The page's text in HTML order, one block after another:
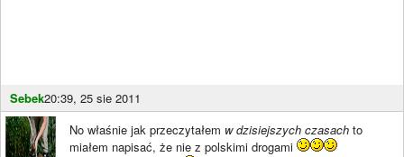
Sebek20:39, 25 sie 2011
No właśnie jak przeczytałem w dzisiejszych czasach to
miałem napisać, że nie z polskimi drogami